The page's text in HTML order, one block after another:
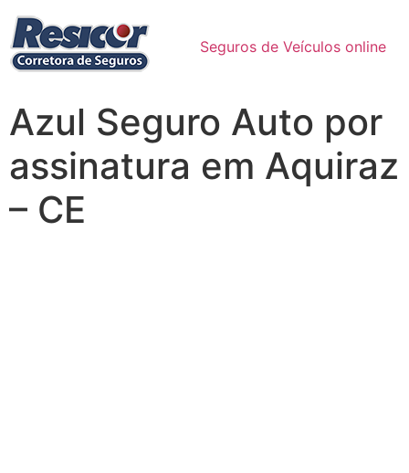
Seguros de Veículos online
Azul Seguro Auto por
assinatura em Aquiraz
– CE